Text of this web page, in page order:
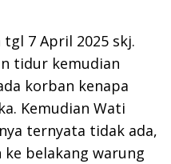
7 April 2025 skj.
tidur kemudian
korban kenapa
Kemudian Wati
ternyata tidak ada,
belakang warung